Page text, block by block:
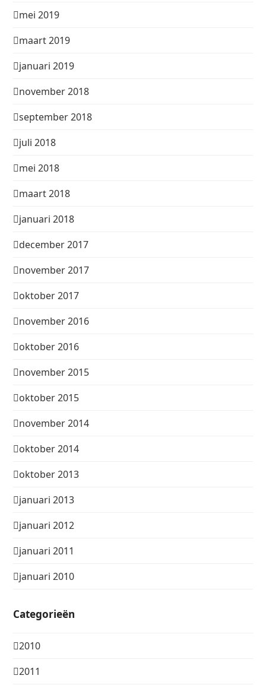
mei 2019
maart 2019
januari 2019
november 2018
september 2018
juli 2018
mei 2018
maart 2018
januari 2018
december 2017
november 2017
oktober 2017
november 2016
oktober 2016
november 2015
oktober 2015
november 2014
oktober 2014
oktober 2013
januari 2013
januari 2012
januari 2011
januari 2010
Categorieën
2010
2011